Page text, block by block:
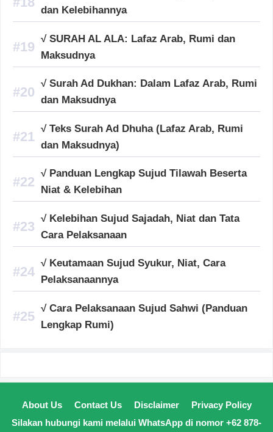
dan Kelebihannya
√ SURAH AL ALA: Lafaz Arab, Rumi dan
Maksudnya
√ Surah Ad Dukhan: Dalam Lafaz Arab, Rumi
dan Maksudnya
√ Teks Surah Ad Dhuha (Lafaz Arab, Rumi
dan Maksudnya)
√ Panduan Lengkap Sujud Tilawah Beserta
Niat & Kelebihan
√ Kelebihan Sujud Sajadah, Niat dan Tata
Cara Pelaksanaan
√ Keutamaan Sujud Syukur, Niat, Cara
Pelaksanaannya
√ Cara Pelaksanaan Sujud Sahwi (Panduan
Lengkap Rumi)
About Us Contact Us Disclaimer
Privacy Policy
Silakan hubungi kami melalui WhatsApp di nomor +62 878-